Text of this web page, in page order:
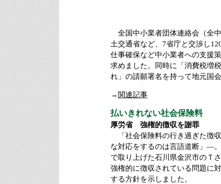
全国中小業者団体連絡会（全
土交通省など、7省庁と交渉し
仕事確保など中小業者への支援
求めました。同時に「消費税増
れ」の請願署名を持って地元国
→ 関連記事
払いきれない社会保険料
厚労省 強権的徴収を謝罪
「社会保険料の行き過ぎた徴
な対応をするのは言語道断」―
で取り上げた石川県金沢市のＴ
強権的に徴収されている問題に
する方針を示しました。